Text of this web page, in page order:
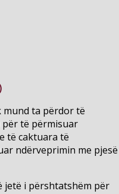
mund ta përdor të
të përmisuar
të caktuara të
ndërveprimin me pjesë
jetë i përshtatshëm për